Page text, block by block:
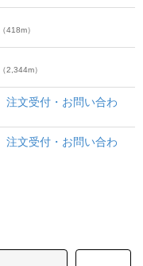
（418m）
（2,344m）
文受付・お問い合わ
文受付・お問い合わ